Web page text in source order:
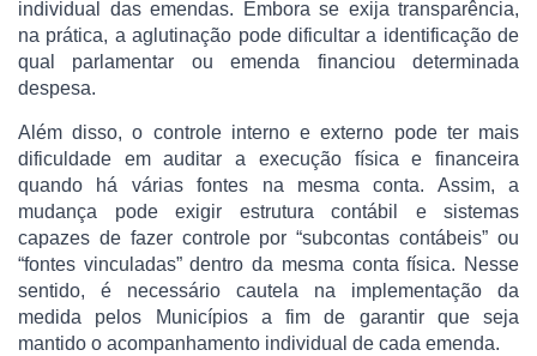
individual das emendas. Embora se exija transparência,
na prática, a aglutinação pode dificultar a identificação de
qual parlamentar ou emenda financiou determinada
despesa.
Além disso, o controle interno e externo pode ter mais
dificuldade em auditar a execução física e financeira
quando há várias fontes na mesma conta. Assim, a
mudança pode exigir estrutura contábil e sistemas
capazes de fazer controle por “subcontas contábeis” ou
“fontes vinculadas” dentro da mesma conta física. Nesse
sentido, é necessário cautela na implementação da
medida pelos Municípios a fim de garantir que seja
mantido o acompanhamento individual de cada emenda.